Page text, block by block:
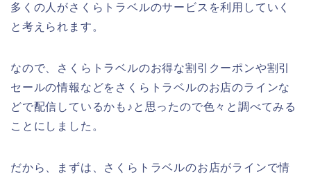
多くの人がさくらトラベルのサービスを利用していく
と考えられます。
なので、さくらトラベルのお得な割引クーポンや割引
セールの情報などをさくらトラベルのお店のラインな
どで配信しているかも♪と思ったので色々と調べてみる
ことにしました。
だから、まずは、さくらトラベルのお店がラインで情